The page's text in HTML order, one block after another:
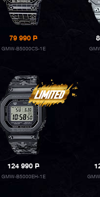
79 990P
GMW-B5000CS-1E
124 990P
GMW-B5000EH-1E